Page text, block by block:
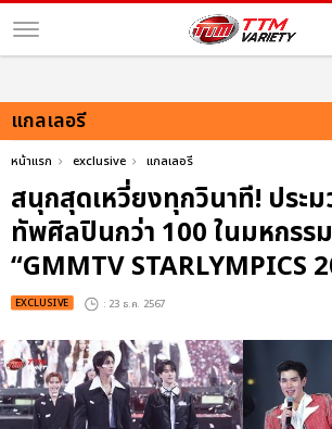
แกลเลอรี
หน้าแรก exclusive แกลเลอรี
สนุกสุดเหวี่ยงทุกวินาที! ประ
ทัพศิลปินกว่า 100 ในมหกรร
“GMMTV STARLYMPICS
EXCLUSIVE : 23 ธ.ค. 2567